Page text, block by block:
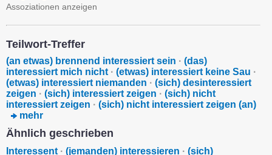
Assoziationen anzeigen
Teilwort-Treffer
(an etwas) brennend interessiert sein · (das)
interessiert mich nicht · (etwas) interessiert keine Sau ·
(etwas) interessiert niemanden · (sich) desinteressiert
zeigen · (sich) interessiert zeigen · (sich) nicht
interessiert zeigen · (sich) nicht interessiert zeigen (an)
mehr
Ähnlich geschrieben
Interessent · (jemanden) interessieren · (sich)